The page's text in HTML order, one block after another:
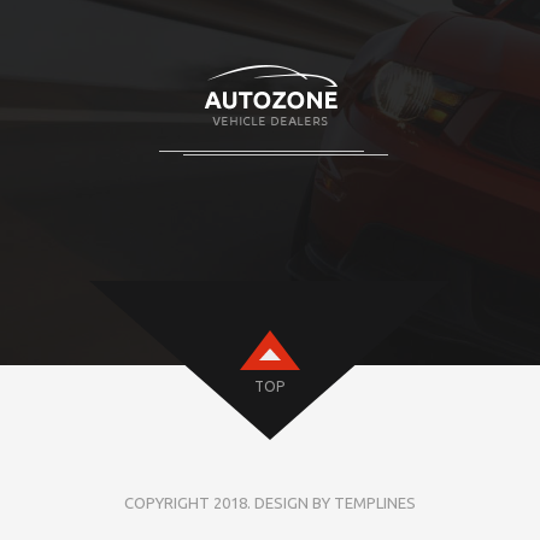
TOP
COPYRIGHT 2018. DESIGN BY TEMPLINES